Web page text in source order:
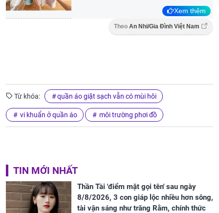
Xem thêm
Theo An Nhi/Gia Đình Việt Nam
Từ khóa: quần áo giặt sạch vẫn có mùi hôi
vi khuẩn ở quần áo môi trường phơi đồ
TIN MỚI NHẤT
Thần Tài 'điểm mặt gọi tên' sau ngày
8/8/2026, 3 con giáp lộc nhiều hơn sông,
tài vận sáng như trăng Rằm, chính thức